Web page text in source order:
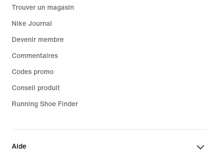
Trouver un magasin
Nike Journal
Devenir membre
Commentaires
Codes promo
Conseil produit
Running Shoe Finder
Aide